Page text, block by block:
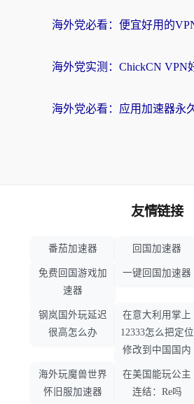
友情链接
番茄加速器 回国加速器
免费回国游戏加
速器
一键回国加速器
钢岚国外玩延迟
很高怎么办
在意大利用掌上
12333怎么把定位
修改到中国国内
海外玩魔兽世界
怀旧服加速器
在美国能玩公主
连结：Re吗